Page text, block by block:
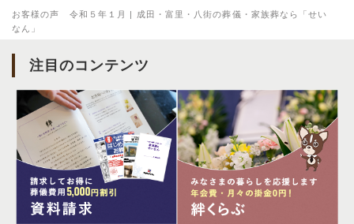
お客様の声 令和５年１月 | 成田・富里・八街の葬儀・家族葬なら「せい
なん」
注目のコンテンツ